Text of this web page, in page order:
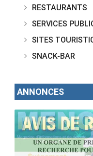
RESTAURANTS
SERVICES
SITES
SNACK-BAR
ANNONCES